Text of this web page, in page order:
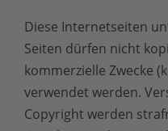
Diese Internetseiten
Seiten dürfen nicht
kommerzielle Zwecke
verwendet werden.
Copyright werden